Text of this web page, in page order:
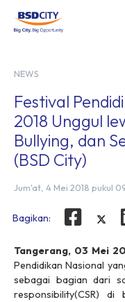
NEWS
Festival
2018 Unggul
Bullying, dan
(BSD City)
Jum'at, 4 Mei 2018 pukul
Bagikan:
Tangerang, 03 Mei
Pendidikan Nasional
sebagai bagian dari
responsibility(CSR) di